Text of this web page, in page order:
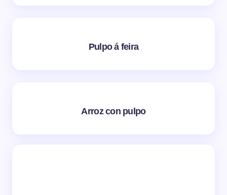
Pulpo á feira
Arroz con pulpo